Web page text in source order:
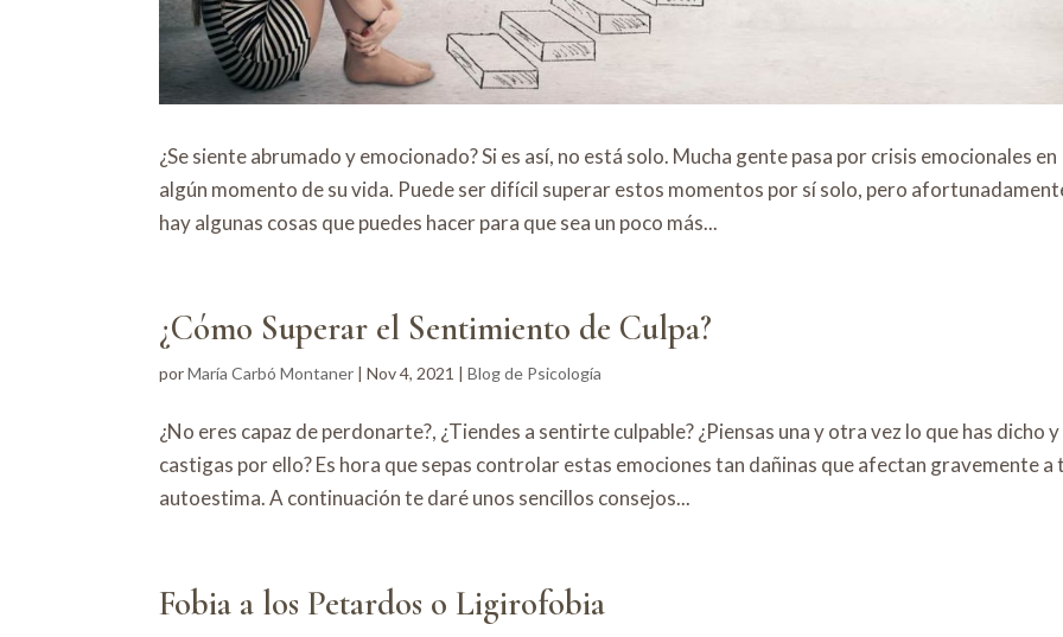
¿Se siente abrumado y emocionado? Si es así, no está solo. Mucha gente pasa por crisis emocionales en
algún momento de su vida. Puede ser difícil superar estos momentos por sí solo, pero
hay algunas cosas que puedes hacer para que sea un poco más...
¿Cómo Superar el Sentimiento de Culpa?
porMaría Carbó Montaner |Nov 4, 2021 |Blog de Psicología
¿No eres capaz de perdonarte?, ¿Tiendes a sentirte culpable? ¿Piensas una y otra vez lo que has dicho
castigas por ello? Es hora que sepas controlar estas emociones tan dañinas que afectan gravemente a
autoestima. A continuación te daré unos sencillos consejos...
Fobia a los Petardos o Ligirofobia